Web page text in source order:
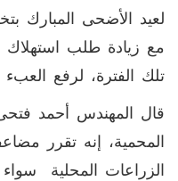
مع زيادة طلب استهلاك
تلك الفترة، لرفع
قال المهندس أحمد
المحمية، إنه تقرر
الزراعات المحلية سواء